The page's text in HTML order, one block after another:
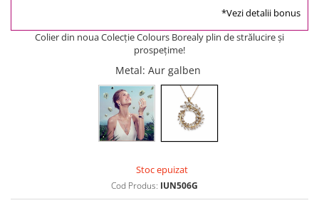
*Vezi detalii bonus
Colier din noua Colecție Colours Borealy plin de strălucire și
prospețime!
Metal: Aur galben
Stoc epuizat
Cod Produs: IUN506G